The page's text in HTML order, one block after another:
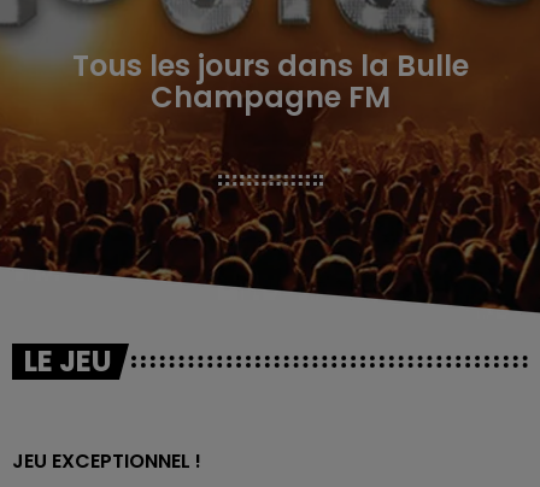
Tous les jours dans la Bulle
Champagne FM
LE JEU
JEU EXCEPTIONNEL !